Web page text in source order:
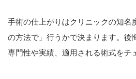
手術の仕上がりはクリニックの知名
の方法で」行うかで決まります。後
専門性や実績、適用される術式をチ